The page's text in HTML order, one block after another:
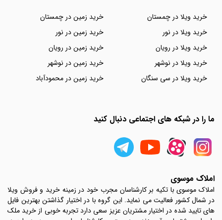
خرید ویلا در چمستان
خرید ویلا در نور
خرید ویلا در رویان
خرید ویلا در نوشهر
خرید ویلا در سی سنگان
خرید زمین در چمستان
خرید زمین در نور
خرید زمین در رویان
خرید زمین در نوشهر
خرید زمین در محمودآباد
ما را در شبکه های اجتماعی دنبال کنید
املاک موسوی
املاک موسوی با تکیه بر کارشناسان مجرب خود در زمینه خرید و فروش ویلا
در شمال کشور فعالیت می نماید. این گروه با در اختیار گذاشتن بهترین فایل
های تایید شده در اختیار مشتریان عزیز سعی دارد تجربه خوبی از خرید ملک